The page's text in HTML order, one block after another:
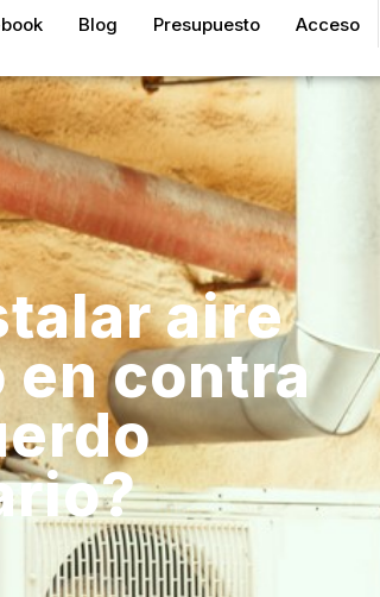
Blog Presupuesto Acceso
aire
en contra